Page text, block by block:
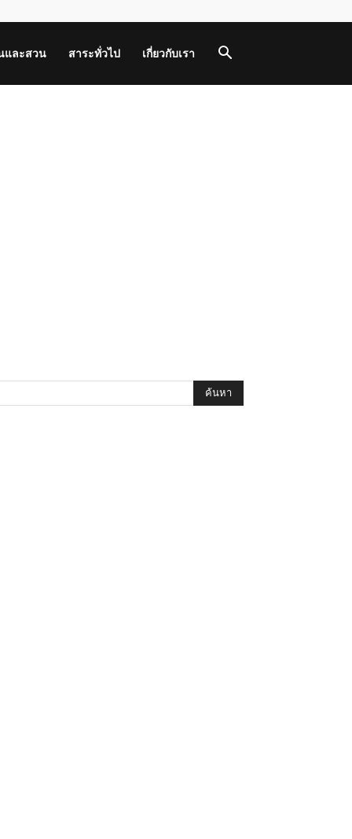
และสวน สาระทั่วไป เกี่ยวกับเรา